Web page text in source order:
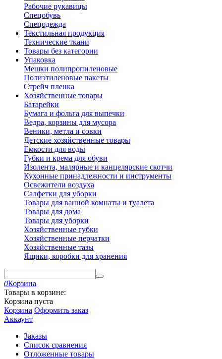
Рабочие рукавицы
Спецобувь
Спецодежда
Текстильная продукция
Технические ткани
Товары без категории
Упаковка
Мешки полипропиленовые
Полиэтиленовые пакеты
Стрейч пленка
Хозяйственные товары
Батарейки
Бумага и фольга для выпечки
Ведра, корзины для мусора
Веники, метла и совки
Детские хозяйственные товары
Емкости для воды
Губки и крема для обуви
Изолента, малярные и канцелярские скотчи
Кухонные принадлежности и инструменты
Освежители воздуха
Салфетки для уборки
Товары для ванной комнаты и туалета
Товары для дома
Товары для уборки
Хозяйственные губки
Хозяйственные перчатки
Хозяйственные тазы
Ящики, коробки для хранения
0Корзина
Товары в корзине:
Корзина пуста
Корзина Оформить заказ
Аккаунт
Заказы
Список сравнения
Отложенные товары